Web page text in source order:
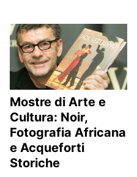
Mostre di Arte e
Cultura: Noir,
Fotografia Africana
e Acqueforti
Storiche